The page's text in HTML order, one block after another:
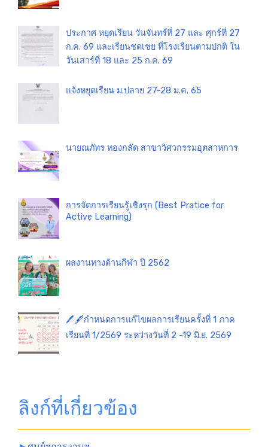
ประกาศ หยุดเรียน วันจันทร์ที่ 27 และ ศุกร์ที่ 27
ก.ค. 69 และเรียนชดเชย ที่โรงเรียนตามปกติ ใน
วันเสาร์ที่ 18 และ 25 ก.ค. 69
แจ้งหยุดเรียน ม.ปลาย 27-28 ม.ค. 65
นายณภัทร ทองกลัด สาขาวิศวกรรมอุตสาหการ
การจัดการเรียนรู้เชิงรุก (Best Pratice for
Active Learning)
ผลงานทางด้านกีฬา ปี 2562
🖊️🖋️กำหนดการแก้ไขผลการเรียนครั้งที่ 1 ภาค
เรียนที่ 1/2569 ระหว่างวันที่ 2 -19 มิ.ย. 2569
ลิงก์ที่เกี่ยวข้อง